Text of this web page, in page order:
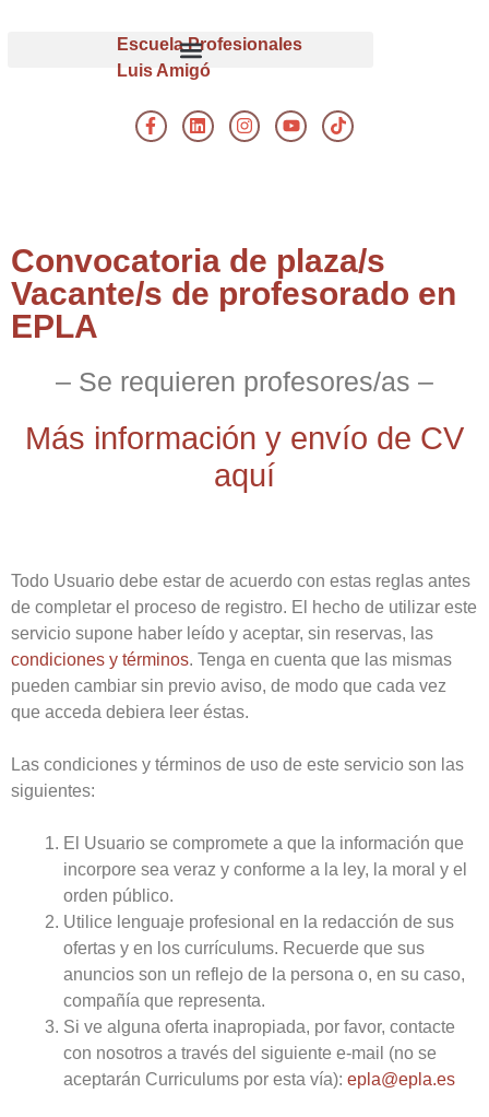
Escuela Profesionales
Luis Amigó
Convocatoria de plaza/s
Vacante/s de profesorado en
EPLA
– Se requieren profesores/as –
Más información y envío de CV
aquí
Todo Usuario debe estar de acuerdo con estas reglas antes
de completar el proceso de registro. El hecho de utilizar este
servicio supone haber leído y aceptar, sin reservas, las
condiciones y términos. Tenga en cuenta que las mismas
pueden cambiar sin previo aviso, de modo que cada vez
que acceda debiera leer éstas.
Las condiciones y términos de uso de este servicio son las
siguientes:
El Usuario se compromete a que la información que
incorpore sea veraz y conforme a la ley, la moral y el
orden público.
Utilice lenguaje profesional en la redacción de sus
ofertas y en los currículums. Recuerde que sus
anuncios son un reflejo de la persona o, en su caso,
compañía que representa.
Si ve alguna oferta inapropiada, por favor, contacte
con nosotros a través del siguiente e-mail (no se
aceptarán Curriculums por esta vía): epla@epla.es